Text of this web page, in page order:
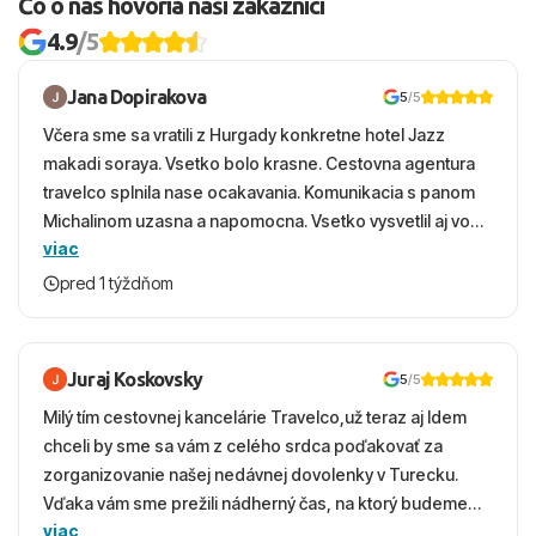
Čo o nás hovoria naši zákazníci
4.9/5
Jana Dopirakova 5/5
Včera sme sa vratili z Hurgady konkretne hotel Jazz
makadi soraya. Vsetko bolo krasne. Cestovna agentura
travelco splnila nase ocakavania. Komunikacia s panom
Michalinom uzasna a napomocna. Vsetko vysvetlil aj vo
vecernych hodinach zaco sa ospravedlnujem. Hotel
krasny, cisty. Sluzby top. Strava, prostredie, more,
viac
pred 1 týždňom
Juraj Koskovsky 5/5
Milý tím cestovnej kancelárie Travelco,už teraz aj Idem
chceli by sme sa vám z celého srdca poďakovať za
zorganizovanie našej nedávnej dovolenky v Turecku.
Vďaka vám sme prežili nádherný čas, na ktorý budeme
viac